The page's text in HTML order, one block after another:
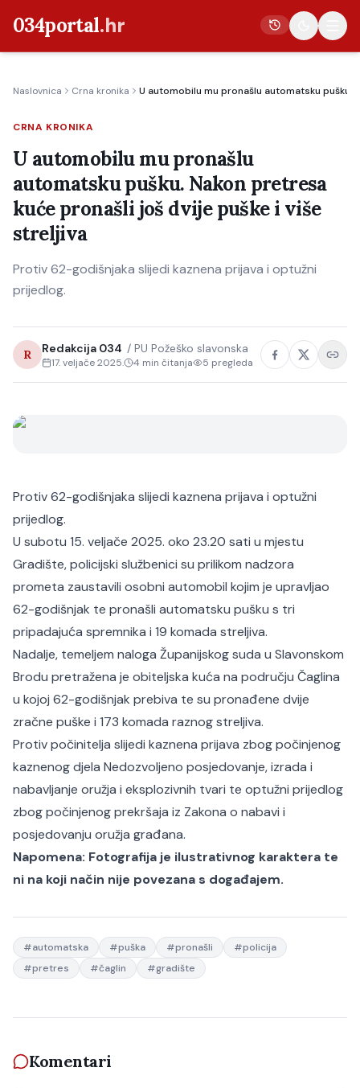
034portal.hr
Crna kronika
Poljoprivreda
Politika
Gospodarstvo
Kultura
Naslovnica Crna kronika U automobilu mu pronašlu automatsku
CRNA KRONIKA
U automobilu mu pronašlu
automatsku pušku. Nakon pretresa
kuće pronašli još dvije puške i više
streljiva
Protiv 62-godišnjaka slijedi kaznena prijava i optužni
prijedlog.
R Redakcija 034 / PU Požeško slavonska
17. veljače 2025. 4 min čitanja 5 pregleda
Protiv 62-godišnjaka slijedi kaznena prijava i optužni
prijedlog.
U subotu 15. veljače 2025. oko 23.20 sati u mjestu
Gradište, policijski službenici su prilikom nadzora
prometa zaustavili osobni automobil kojim je upravljao
62-godišnjak te pronašli automatsku pušku s tri
pripadajuća spremnika i 19 komada streljiva.
Nadalje, temeljem naloga Županijskog suda u Slavonskom
Brodu pretražena je obiteljska kuća na području Čaglina
u kojoj 62-godišnjak prebiva te su pronađene dvije
zračne puške i 173 komada raznog streljiva.
Protiv počinitelja slijedi kaznena prijava zbog počinjenog
kaznenog djela Nedozvoljeno posjedovanje, izrada i
nabavljanje oružja i eksplozivnih tvari te optužni prijedlog
zbog počinjenog prekršaja iz Zakona o nabavi i
posjedovanju oružja građana.
Napomena: Fotografija je ilustrativnog karaktera te
ni na koji način nije povezana s događajem.
#automatska #puška #pronašli #policija
#pretres #čaglin #gradište
Komentari